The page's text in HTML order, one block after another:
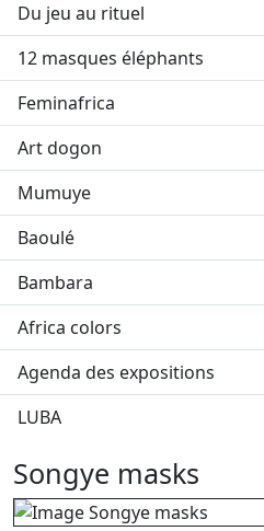
Du jeu au rituel
12 masques éléphants
Feminafrica
Art dogon
Mumuye
Baoulé
Bambara
Africa colors
Agenda des expositions
LUBA
Songye masks